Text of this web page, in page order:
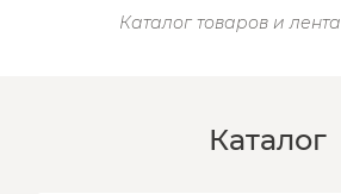
Каталог товаров и
Каталог